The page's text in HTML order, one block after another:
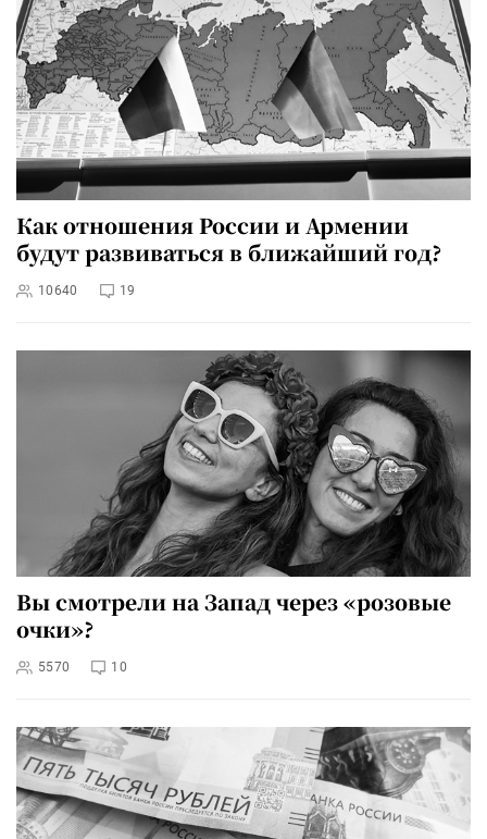
Как отношения России и Армении
будут развиваться в ближайший год?
10640 19
Вы смотрели на Запад через «розовые
очки»?
5570 10